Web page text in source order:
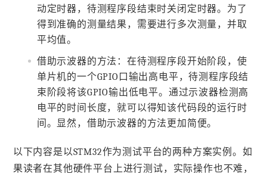
动定时器，待测程序段结束时关闭定时器。为了
得到准确的测量结果，需要进行多次测量，并取
平均值。
借助示波器的方法：在待测程序段开始阶段，使
单片机的一个GPIO口输出高电平，待测程序段结
束阶段将该GPIO输出低电平。通过示波器检测高
电平的时间长度，就可以得知该代码段的运行时
间。显然，借助示波器的方法更加简便。
以下内容是以STM32作为测试平台的两种方案实例。如
果读者在其他硬件平台上进行测试，实际操作也不难，